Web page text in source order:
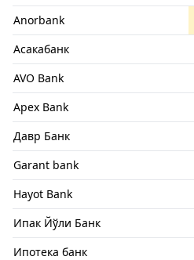
Anorbank
Асакабанк
AVO Bank
Apex Bank
Давр Банк
Garant bank
Hayot Bank
Ипак Йўли Банк
Ипотека банк